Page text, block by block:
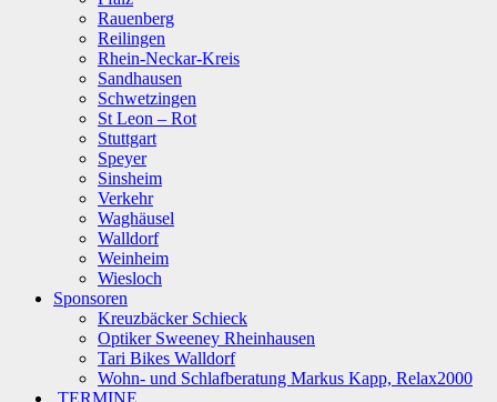
Rauenberg
Reilingen
Rhein-Neckar-Kreis
Sandhausen
Schwetzingen
St Leon – Rot
Stuttgart
Speyer
Sinsheim
Verkehr
Waghäusel
Walldorf
Weinheim
Wiesloch
Sponsoren
Kreuzbäcker Schieck
Optiker Sweeney Rheinhausen
Tari Bikes Walldorf
Wohn- und Schlafberatung Markus Kapp, Relax2000
TERMINE